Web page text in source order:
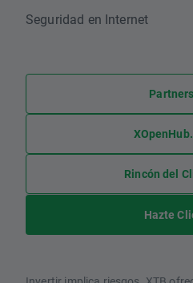
Seguridad en Internet
Partners
Rincón del
Hazte